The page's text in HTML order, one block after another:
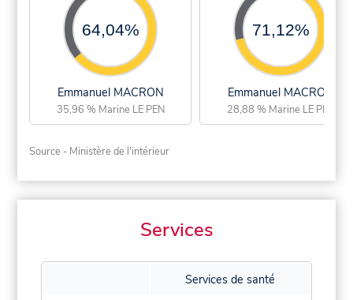
64,04%
Emmanuel MACRON
35,96 % Marine LE PEN
71,12%
Emmanuel MACRON
28,88 % Marine LE PEN
Source - Ministère de l'intérieur
Services
Services de santé